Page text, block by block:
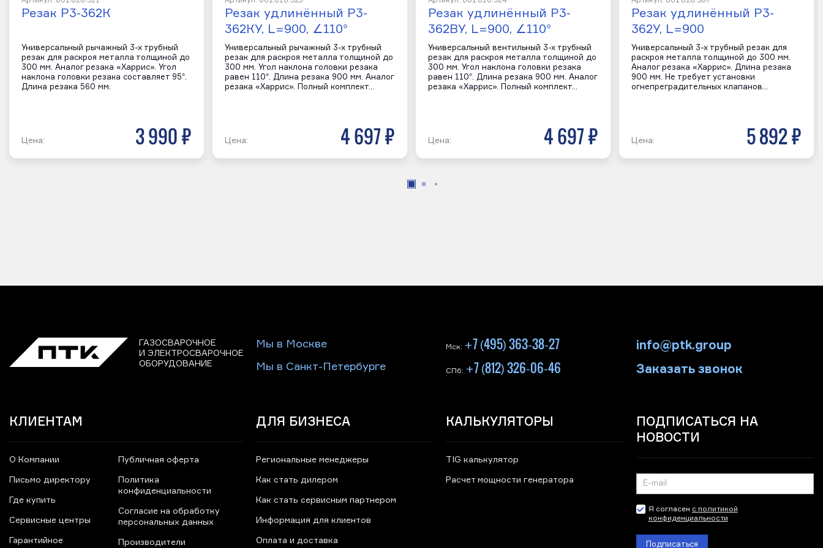
Резак Р3-362К
Универсальный рычажный 3-х трубный
резак для раскроя металла толщиной до
300 мм. Аналог резака «Харрис». Угол
наклона головки резака составляет 95°.
Длина резака 560 мм.
Цена: 3 990 р
Резак удлинённый Р3-
362КУ, L=900, ∠110°
Универсальный рычажный 3-х трубный
резак для раскроя металла толщиной до
300 мм. Угол наклона головки резака
равен 110°. Длина резака 900 мм. Аналог
резака «Харрис». Полный комплект…
Цена: 4 697 р
Резак удлинённый Р3-
362ВУ, L=900, ∠110°
Универсальный вентильный 3-х трубный
резак для раскроя металла толщиной до
300 мм. Угол наклона головки резака
равен 110°. Длина резака 900 мм. Аналог
резака «Харрис». Полный комплект…
Цена: 4 697 р
Резак удлинённый Р3-
362У, L=900
Универсальный 3-х трубный резак для
раскроя металла толщиной до 300 мм.
Аналог резака «Харрис». Длина резака
900 мм. Не требует установки
огнепреградительных клапанов…
Цена: 5 892 р
ГАЗОСВАРОЧНОЕ
И ЭЛЕКТРОСВАРОЧНОЕ
ОБОРУДОВАНИЕ
Мы в Москве
Мы в Санкт-Петербурге
Мск: +7 (495) 363-38-27
СПб: +7 (812) 326-06-46
info@ptk.group
Заказать звонок
КЛИЕНТАМ
О Компании
Письмо директору
Где купить
Сервисные центры
Гарантийное
Публичная оферта
Политика
конфиденциальности
Согласие на обработку
персональных данных
Производители
ДЛЯ БИЗНЕСА
Региональные менеджеры
Как стать дилером
Как стать сервисным партнером
Информация для клиентов
Оплата и доставка
КАЛЬКУЛЯТОРЫ
TIG калькулятор
Расчет мощности генератора
ПОДПИСАТЬСЯ НА
НОВОСТИ
Я согласен с политикой
конфиденциальности
Подписаться